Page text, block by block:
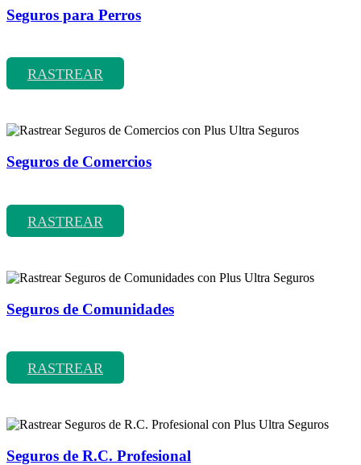
Seguros para Perros
RASTREAR
Seguros de Comercios
RASTREAR
Seguros de Comunidades
RASTREAR
Seguros de R.C. Profesional